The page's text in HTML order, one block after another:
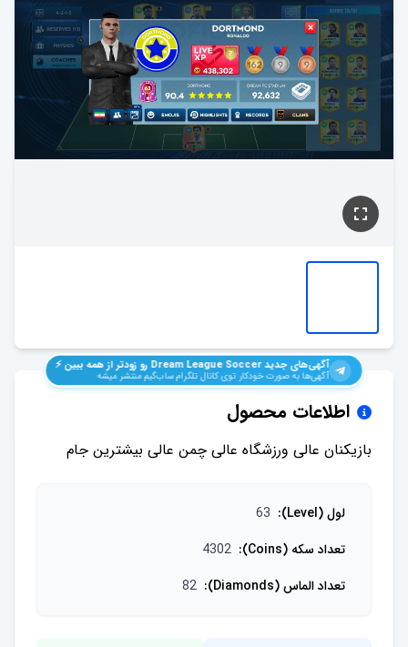
آگهی‌های جدیدDream League Soccer رو زودتر از همه ببین ⚡️
آگهی‌ها به صورت خودکار توی کانال تلگرام ساب‌گیم منتشر میشه
اطلاعات محصول
بازیکنان عالی ورزشگاه عالی چمن عالی بیشترین جام
لول (Level) :
63
تعداد سکه (Coins)
:
4302
تعداد الماس (Diamonds)
:
82